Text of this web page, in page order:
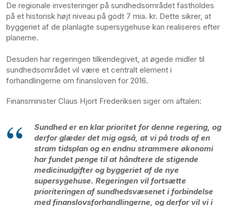
De regionale investeringer på sundhedsområdet fastholdes
på et historisk højt niveau på godt 7 mia. kr. Dette sikrer, at
byggeriet af de planlagte supersygehuse kan realiseres efter
planerne.
Desuden har regeringen tilkendegivet, at øgede midler til
sundhedsområdet vil være et centralt element i
forhandlingerne om finansloven for 2016.
Finansminister Claus Hjort Frederiksen siger om aftalen:
Sundhed er en klar prioritet for denne regering, og
derfor glæder det mig også, at vi på trods af en
stram tidsplan og en endnu strammere økonomi
har fundet penge til at håndtere de stigende
medicinudgifter og byggeriet af de nye
supersygehuse. Regeringen vil fortsætte
prioriteringen af sundhedsvæsenet i forbindelse
med finanslovsforhandlingerne, og derfor vil vi i